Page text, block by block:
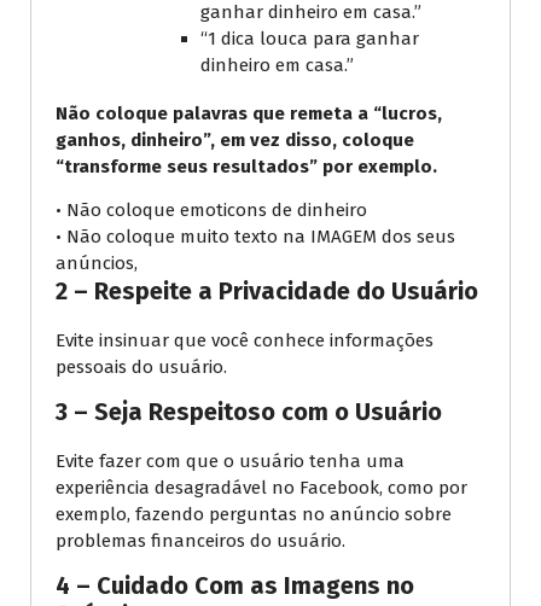
ganhar dinheiro em casa.”
“1 dica louca para ganhar
dinheiro em casa.”
Não coloque palavras que remeta a “lucros,
ganhos, dinheiro”, em vez disso, coloque
“transforme seus resultados” por exemplo.
• Não coloque emoticons de dinheiro
• Não coloque muito texto na IMAGEM dos seus
anúncios,
2 – Respeite a Privacidade do Usuário
Evite insinuar que você conhece informações
pessoais do usuário.
3 – Seja Respeitoso com o Usuário
Evite fazer com que o usuário tenha uma
experiência desagradável no Facebook, como por
exemplo, fazendo perguntas no anúncio sobre
problemas financeiros do usuário.
4 – Cuidado Com as Imagens no